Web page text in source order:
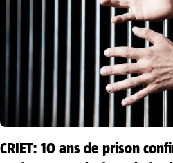
CRIET: 10 ans de prison